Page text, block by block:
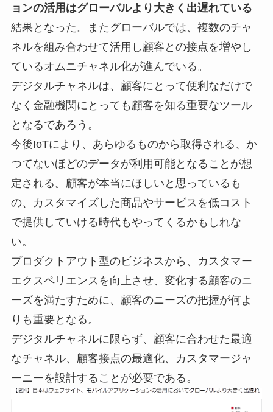
ョンの活用はグローバルより大きく出遅れている
結果となった。またグローバルでは、複数のチャ
ネルを組み合わせて活用し顧客との接点を増やし
ているオムニチャネル化が進んでいる。
デジタルチャネルは、顧客にとって便利なだけで
なく金融機関にとっても顧客を知る重要なツール
となるであろう。
今後IoTにより、あらゆるものから取得される、か
つてないほどのデータが利用可能となることが想
定される。顧客が本当にほしいと思っているも
の、カスタマイズした商品やサービスを低コスト
で提供していける時代もやってくるかもしれな
い。
プロダクトアウト型のビジネスから、カスタマー
エクスペリエンスを向上させ、変化する顧客のニ
ーズを満たすために、顧客のニーズの把握が何よ
りも重要となる。
デジタルチャネルに限らず、顧客に合わせた最適
なチャネル、顧客接点の最適化、カスタマージャ
ーニーを設計することが必要である。